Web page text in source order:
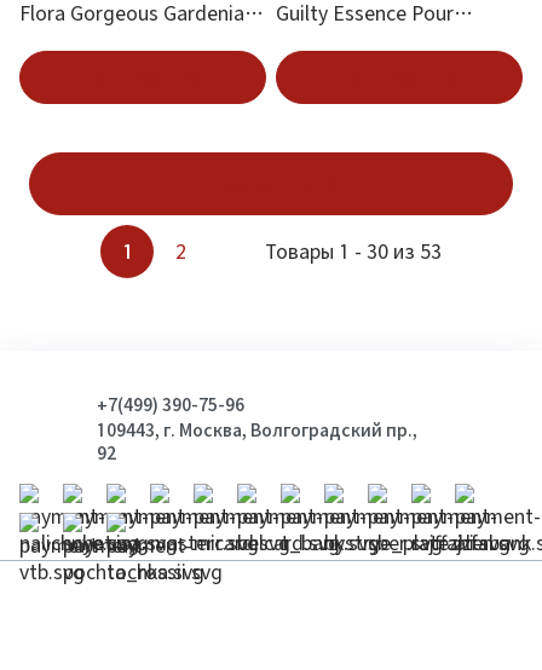
Flora Gorgeous Gardenia
Guilty Essence Pour
1 2 Товары 1 - 30 из 53
+7(499) 390-75-96
109443, г. Москва, Волгоградский пр.,
92